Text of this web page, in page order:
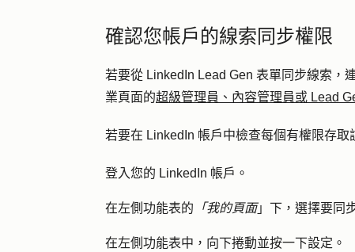
確認您帳戶的線索同步權限
若要從 LinkedIn Lead Gen 表單同步線索，
業頁面的超級管理員、內容管理員或 Lead
若要在 LinkedIn 帳戶中檢查每個有權限存
登入您的 LinkedIn 帳戶。
在左側功能表的 「我的頁面」下，選擇要同
在左側功能表中，向下捲動並按一下設定 。